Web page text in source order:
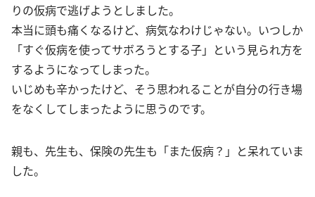
りの仮病で逃げようとしました。
本当に頭も痛くなるけど、病気なわけじゃない。いつしか
「すぐ仮病を使ってサボろうとする子」という見られ方を
するようになってしまった。
いじめも辛かったけど、そう思われることが自分の行き場
をなくしてしまったように思うのです。
親も、先生も、保険の先生も「また仮病？」と呆れていま
した。